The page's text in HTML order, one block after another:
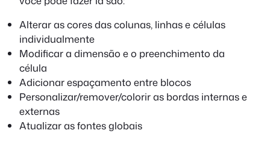
Alterar as cores das colunas, linhas e células
individualmente
Modificar a dimensão e o preenchimento da
célula
Adicionar espaçamento entre blocos
Personalizar/remover/colorir as bordas internas e
externas
Atualizar as fontes globais